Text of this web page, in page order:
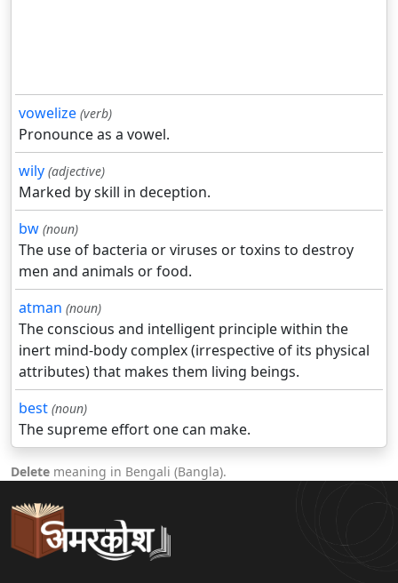
vowelize (verb)
Pronounce as a vowel.
wily (adjective)
Marked by skill in deception.
bw (noun)
The use of bacteria or viruses or toxins to destroy
men and animals or food.
atman (noun)
The conscious and intelligent principle within the
inert mind-body complex (irrespective of its physical
attributes) that makes them living beings.
best (noun)
The supreme effort one can make.
Delete meaning in Bengali (Bangla).